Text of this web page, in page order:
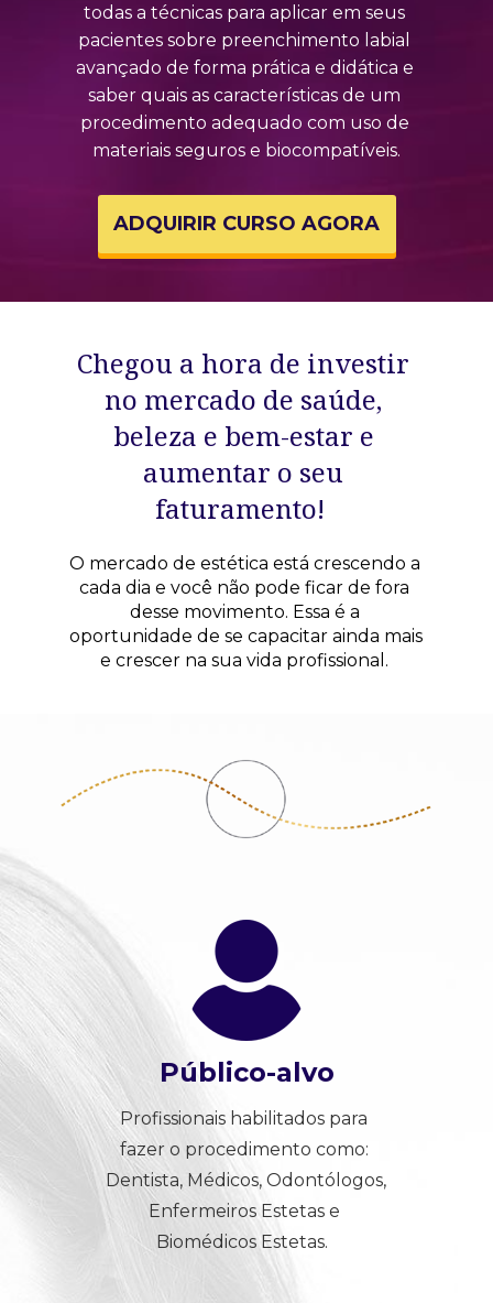
todas a técnicas para aplicar em seus
pacientes sobre preenchimento labial
avançado de forma prática e didática e
saber quais as características de um
procedimento adequado com uso de
materiais seguros e biocompatíveis.
ADQUIRIR CURSO AGORA
Chegou a hora de investir
no mercado de saúde,
beleza e bem-estar e
aumentar o seu
faturamento!
O mercado de estética está crescendo a
cada dia e você não pode ficar de fora
desse movimento. Essa é a
oportunidade de se capacitar ainda mais
e crescer na sua vida profissional.
Profissionais habilitados para
fazer o procedimento como:
Dentista, Médicos, Odontólogos,
Enfermeiros Estetas e
Biomédicos Estetas.
Público-alvo